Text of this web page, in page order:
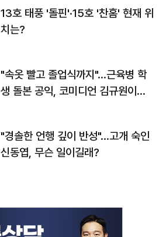
13호 태풍 '돌핀'·15호 '찬홈' 현재 위
치는?
"속옷 빨고 졸업식까지"…근육병 학
생 돌본 공익, 코미디언 김규원이었
"경솔한 언행 깊이 반성"…고개 숙인
신동엽, 무슨 일이길래?